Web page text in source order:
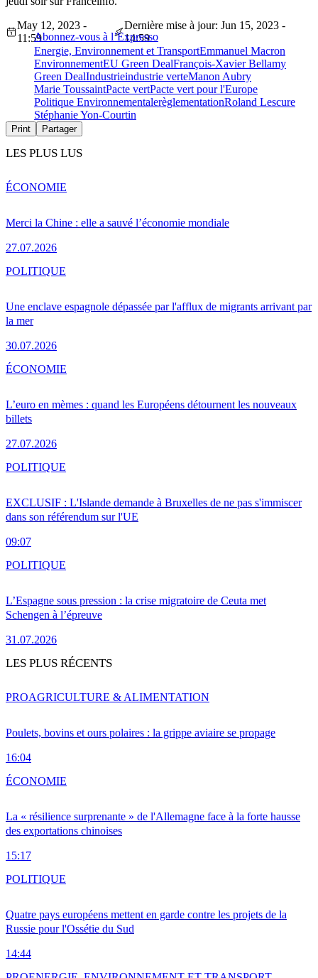
Abonnez-vous à l’Expresso
May 12, 2023 -
11:59
Dernière mise à jour: Jun 15, 2023 -
14:59
Energie, Environnement et TransportEmmanuel Macron
EnvironnementEU Green DealFrançois-Xavier Bellamy
Green DealIndustrieindustrie verteManon Aubry
Marie ToussaintPacte vertPacte vert pour l'Europe
Politique EnvironnementalerèglementationRoland Lescure
Stéphanie Yon-Courtin
Print Partager
LES PLUS LUS
Merci la Chine : elle a sauvé l’économie mondiale
27.07.2026
ÉCONOMIE
Une enclave espagnole dépassée par l'afflux de migrants arrivant par
la mer
30.07.2026
POLITIQUE
L’euro en mèmes : quand les Européens détournent les nouveaux
billets
27.07.2026
ÉCONOMIE
EXCLUSIF : L'Islande demande à Bruxelles de ne pas s'immiscer
dans son référendum sur l'UE
09:07
POLITIQUE
L’Espagne sous pression : la crise migratoire de Ceuta met
Schengen à l’épreuve
31.07.2026
POLITIQUE
LES PLUS RÉCENTS
Poulets, bovins et ours polaires : la grippe aviaire se propage
16:04
PROAGRICULTURE & ALIMENTATION
La « résilience surprenante » de l'Allemagne face à la forte hausse
des exportations chinoises
15:17
ÉCONOMIE
Quatre pays européens mettent en garde contre les projets de la
Russie pour l'Ossétie du Sud
14:44
POLITIQUE